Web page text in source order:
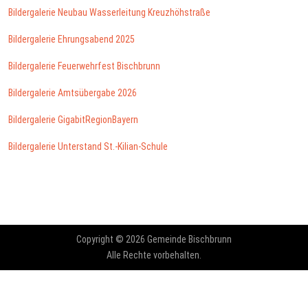
Bildergalerie Neubau Wasserleitung Kreuzhöhstraße
Bildergalerie Ehrungsabend 2025
Bildergalerie Feuerwehrfest Bischbrunn
Bildergalerie Amtsübergabe 2026
Bildergalerie GigabitRegionBayern
Bildergalerie Unterstand St.-Kilian-Schule
Copyright © 2026 Gemeinde Bischbrunn
Alle Rechte vorbehalten.